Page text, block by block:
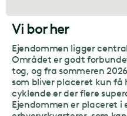
Vi bor her
Ejendommen ligger
Området er godt
tog, og fra sommeren
som bliver placeret kun få
cyklende er der flere
Ejendommen er placeret